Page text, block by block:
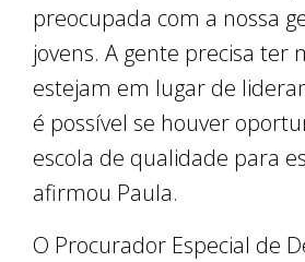
preocupada com a nossa
jovens. A gente precisa ter
estejam em lugar de
é possível se houver
escola de qualidade para
afirmou Paula.
O Procurador Especial de